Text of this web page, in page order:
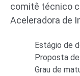
comitê técnico
Aceleradora de
Estágio de
Proposta
Grau de